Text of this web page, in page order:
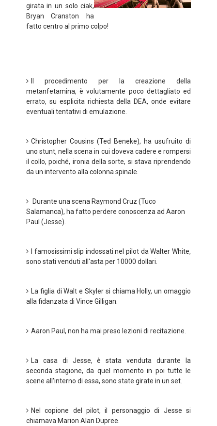
girata in un solo ciak,
Bryan Cranston ha
fatto centro al primo colpo!
Il procedimento per la creazione della
metanfetamina, è volutamente poco dettagliato ed
errato, su esplicita richiesta della DEA, onde evitare
eventuali tentativi di emulazione.
Christopher Cousins (Ted Beneke), ha usufruito di
uno stunt, nella scena in cui doveva cadere e rompersi
il collo, poiché, ironia della sorte, si stava riprendendo
da un intervento alla colonna spinale.
Durante una scena Raymond Cruz (Tuco
Salamanca), ha fatto perdere conoscenza ad Aaron
Paul (Jesse).
I famosissimi slip indossati nel pilot da Walter White,
sono stati venduti all'asta per 10000 dollari.
La figlia di Walt e Skyler si chiama Holly, un omaggio
alla fidanzata di Vince Gilligan.
Aaron Paul, non ha mai preso lezioni di recitazione.
La casa di Jesse, è stata venduta durante la
seconda stagione, da quel momento in poi tutte le
scene all'interno di essa, sono state girate in un set.
Nel copione del pilot, il personaggio di Jesse si
chiamava Marion Alan Dupree.